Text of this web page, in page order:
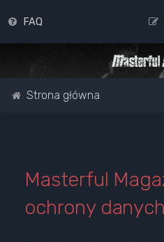
FAQ
Strona główna
Masterful
ochrony